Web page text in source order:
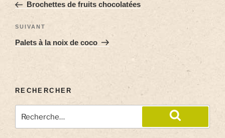
Brochettes de fruits chocolatées
SUIVANT
Palets à la noix de coco
RECHERCHER